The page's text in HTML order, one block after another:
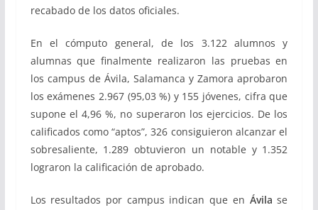
recabado de los datos oficiales.
En el cómputo general, de los 3.122 alumnos y
alumnas que finalmente realizaron las pruebas en
los campus de Ávila, Salamanca y Zamora aprobaron
los exámenes 2.967 (95,03 %) y 155 jóvenes, cifra que
supone el 4,96 %, no superaron los ejercicios. De los
calificados como “aptos”, 326 consiguieron alcanzar el
sobresaliente, 1.289 obtuvieron un notable y 1.352
lograron la calificación de aprobado.
Los resultados por campus indican que en Ávilase